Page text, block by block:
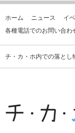
ホーム ニュース イ
各種電話でのお問い合わ
チ・カ・ホ内での落と